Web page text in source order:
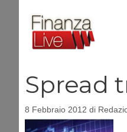
contenuto
Spread
8 Febbraio 2012 di